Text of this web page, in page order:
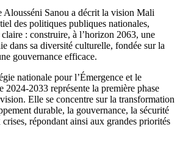
Alousséni Sanou a décrit la vision Mali
des politiques publiques nationales,
: construire, à l’horizon 2063, une
dans sa diversité culturelle, fondée sur la
gouvernance efficace.
nationale pour l’Émergence et le
2024-2033 représente la première phase
Elle se concentre sur la transformation
durable, la gouvernance, la sécurité
répondant ainsi aux grandes priorités